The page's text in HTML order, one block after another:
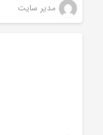
مدیر سایت